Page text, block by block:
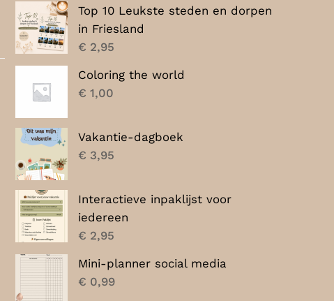
Top 10 Leukste steden en dorpen
in Friesland
€ 2,95
Coloring the world
€ 1,00
Vakantie-dagboek
€ 3,95
Interactieve inpaklijst voor
iedereen
€ 2,95
Mini-planner social media
€ 0,99